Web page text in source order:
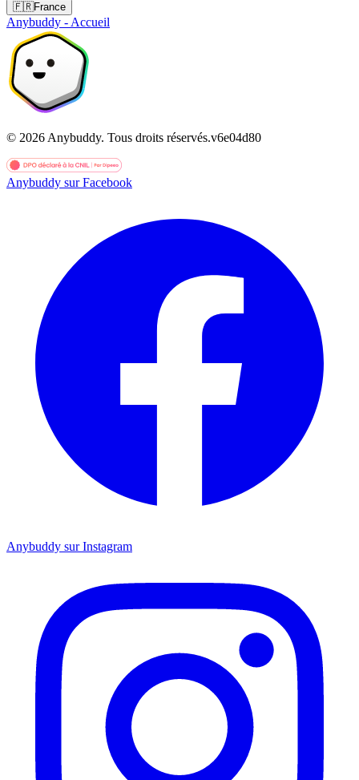
🇫🇷France
Anybuddy - Accueil
© 2026Anybuddy. Tous droits réservés.v6e04d80
Anybuddy sur Facebook
Anybuddy sur Instagram